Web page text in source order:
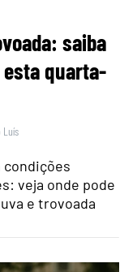
saiba
quarta-
Luís
condições
veja onde pode
e trovoada